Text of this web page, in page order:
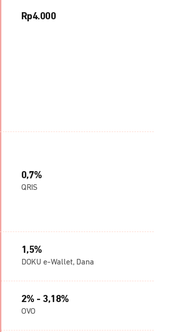
Rp4.000
0,7%
QRIS
1,5%
DOKU e-Wallet, Dana
2% - 3,18%
OVO